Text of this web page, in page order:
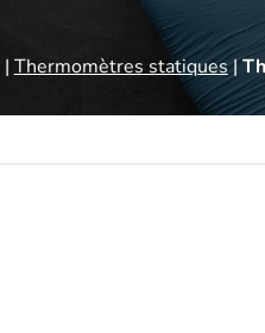
| Thermomètres statiques|